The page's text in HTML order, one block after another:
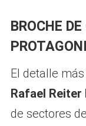
BROCHE
El detalle
Rafael Reiter
de sectores